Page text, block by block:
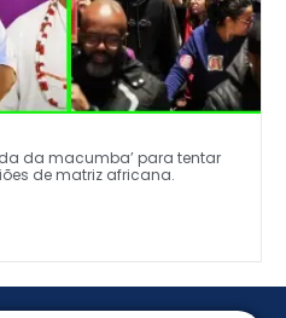
da macumba’ para tentar
de matriz africana.